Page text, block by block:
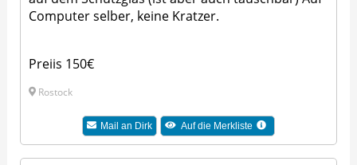
Computer selber, keine Kratzer.
Preiis 150€
Rostock
Mail an Dirk Auf die Merkliste